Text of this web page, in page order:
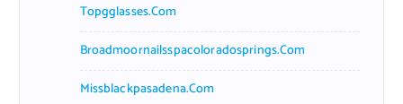
Topgglasses.com
Broadmoornailsspacoloradosprings.com
Missblackpasadena.com